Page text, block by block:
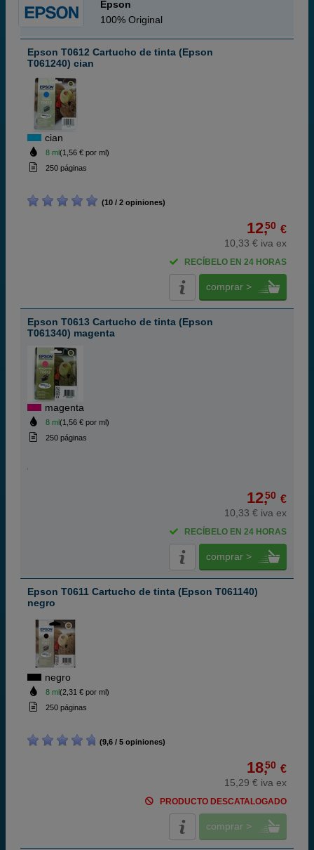
Epson
100% Original
Epson T0612 Cartucho de tinta (Epson
T061240) cian
cian
8 ml(1,56 € por ml)
250 páginas
(10 / 2 opiniones)
12,50 €
10,33 € iva ex
RECÍBELO EN 24 HORAS
comprar >
Epson T0613 Cartucho de tinta (Epson
T061340) magenta
magenta
8 ml(1,56 € por ml)
250 páginas
12,50 €
10,33 € iva ex
RECÍBELO EN 24 HORAS
comprar >
Epson T0611 Cartucho de tinta (Epson T061140)
negro
negro
8 ml(2,31 € por ml)
250 páginas
(9,6 / 5 opiniones)
18,50 €
15,29 € iva ex
PRODUCTO DESCATALOGADO
comprar >